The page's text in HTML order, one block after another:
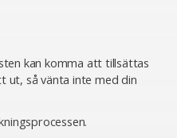
kan komma att tillsättas
ut, så vänta inte med din